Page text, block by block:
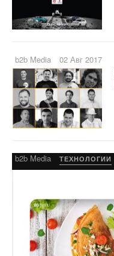
b2b Media 02 Авг 2017
b2b Media ТЕХНОЛОГИИ